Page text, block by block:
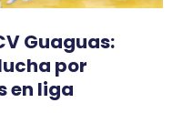
Guaguas:
por
en liga